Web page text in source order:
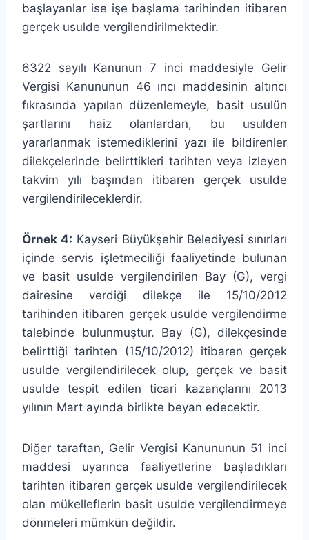
başlayanlar ise işe başlama tarihinden itibaren
gerçek usulde vergilendirilmektedir.
6322 sayılı Kanunun 7 inci maddesiyle Gelir
Vergisi Kanununun 46 ıncı maddesinin altıncı
fıkrasında yapılan düzenlemeyle, basit usulün
şartlarını haiz olanlardan, bu usulden
yararlanmak istemediklerini yazı ile bildirenler
dilekçelerinde belirttikleri tarihten veya izleyen
takvim yılı başından itibaren gerçek usulde
vergilendirileceklerdir.
Örnek 4: Kayseri Büyükşehir Belediyesi sınırları
içinde servis işletmeciliği faaliyetinde bulunan
ve basit usulde vergilendirilen Bay (G), vergi
dairesine verdiği dilekçe ile 15/10/2012
tarihinden itibaren gerçek usulde vergilendirme
talebinde bulunmuştur. Bay (G), dilekçesinde
belirttiği tarihten (15/10/2012) itibaren gerçek
usulde vergilendirilecek olup, gerçek ve basit
usulde tespit edilen ticari kazançlarını 2013
yılının Mart ayında birlikte beyan edecektir.
Diğer taraftan, Gelir Vergisi Kanununun 51 inci
maddesi uyarınca faaliyetlerine başladıkları
tarihten itibaren gerçek usulde vergilendirilecek
olan mükelleflerin basit usulde vergilendirmeye
dönmeleri mümkün değildir.